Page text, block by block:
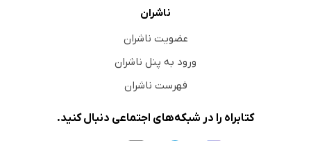
ناشران
عضویت ناشران
ورود به پنل ناشران
فهرست ناشران
کتابراه را در شبکه‌های اجتماعی دنبال کنید.